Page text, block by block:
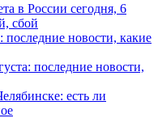
в России сегодня, 6
сбой
новости, какие
последние новости,
есть ли